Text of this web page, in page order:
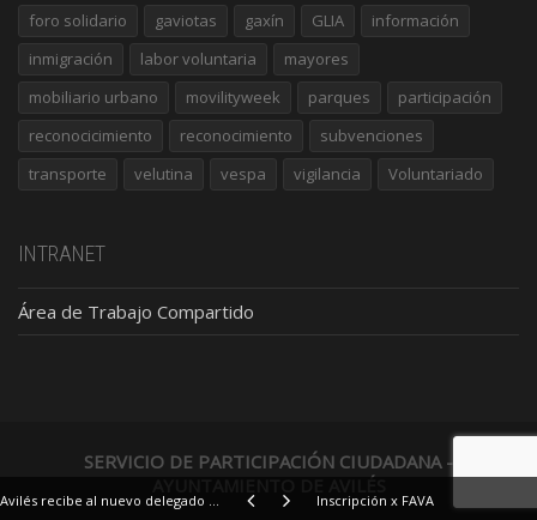
Avilés recibe al nuevo delegado saharaui en Asturias Inscripción x FAVA
foro solidario
gaviotas gaxín GLIA
información
inmigración
labor voluntaria
mayores
mobiliario urbano
movilityweek parques
participación
reconocicimiento
reconocimiento
subvenciones
transporte
velutina vespa vigilancia Voluntariado
INTRANET
Área de Trabajo Compartido
SERVICIO DE PARTICIPACIÓN CIUDADANA -
AYUNTAMIENTO DE AVILÉS